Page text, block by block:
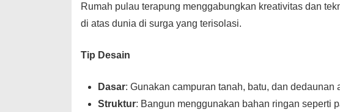
Rumah pulau terapung menggabungkan kreativitas dan
di atas dunia di surga yang terisolasi.
Tip Desain
Dasar: Gunakan campuran tanah, batu, dan dedaunan
Struktur: Bangun menggunakan bahan ringan seperti